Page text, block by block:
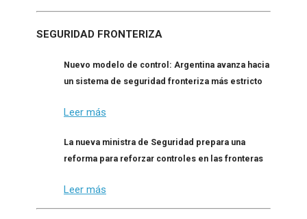
SEGURIDAD FRONTERIZA
Nuevo modelo de control: Argentina avanza hacia
un sistema de seguridad fronteriza más estricto
Leer más
La nueva ministra de Seguridad prepara una
reforma para reforzar controles en las fronteras
Leer más